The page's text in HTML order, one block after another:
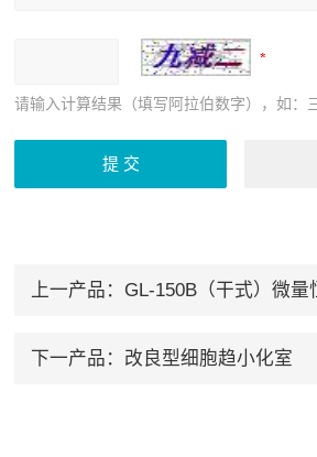
请输入计算结果（填写阿拉伯数字），如：
上一产品： GL-150B（干式）微量
下一产品： 改良型细胞趋小化室